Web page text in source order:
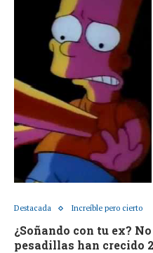
Destacada Increíble pero cierto
¿Soñando con tu ex?
pesadillas han crecido